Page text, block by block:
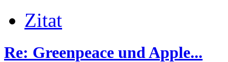
Zitat
Re: Greenpeace und Apple...